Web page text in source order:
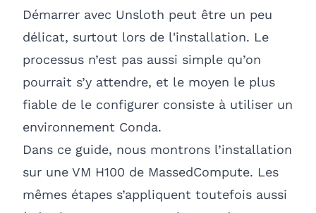
Démarrer avec Unsloth peut être un peu
délicat, surtout lors de l'installation. Le
processus n’est pas aussi simple qu’on
pourrait s’y attendre, et le moyen le plus
fiable de le configurer consiste à utiliser un
environnement Conda.
Dans ce guide, nous montrons l’installation
sur une VM H100 de MassedCompute. Les
mêmes étapes s’appliquent toutefois aussi